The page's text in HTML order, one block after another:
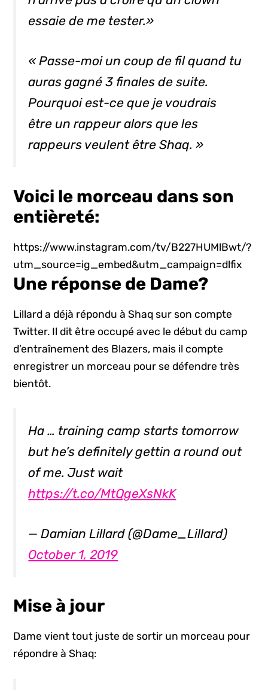
essaie de me tester.»
« Passe-moi un coup de fil quand tu
auras gagné 3 finales de suite.
Pourquoi est-ce que je voudrais
être un rappeur alors que les
rappeurs veulent être Shaq. »
Voici le morceau dans son
entièreté:
https://www.instagram.com/tv/B227HUMlBwt/?
utm_source=ig_embed&utm_campaign=dlfix
Une réponse de Dame?
Lillard a déjà répondu à Shaq sur son compte
Twitter. Il dit être occupé avec le début du camp
d’entraînement des Blazers, mais il compte
enregistrer un morceau pour se défendre très
bientôt.
Ha … training camp starts tomorrow
but he’s definitely gettin a round out
of me. Just wait
https://t.co/MtQgeXsNkK
— Damian Lillard (@Dame_Lillard)
October 1, 2019
Mise à jour
Dame vient tout juste de sortir un morceau pour
répondre à Shaq: